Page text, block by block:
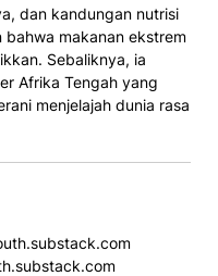
dan kandungan nutrisi
makanan ekstrem
Sebaliknya, ia
Afrika Tengah yang
menjelajah dunia rasa